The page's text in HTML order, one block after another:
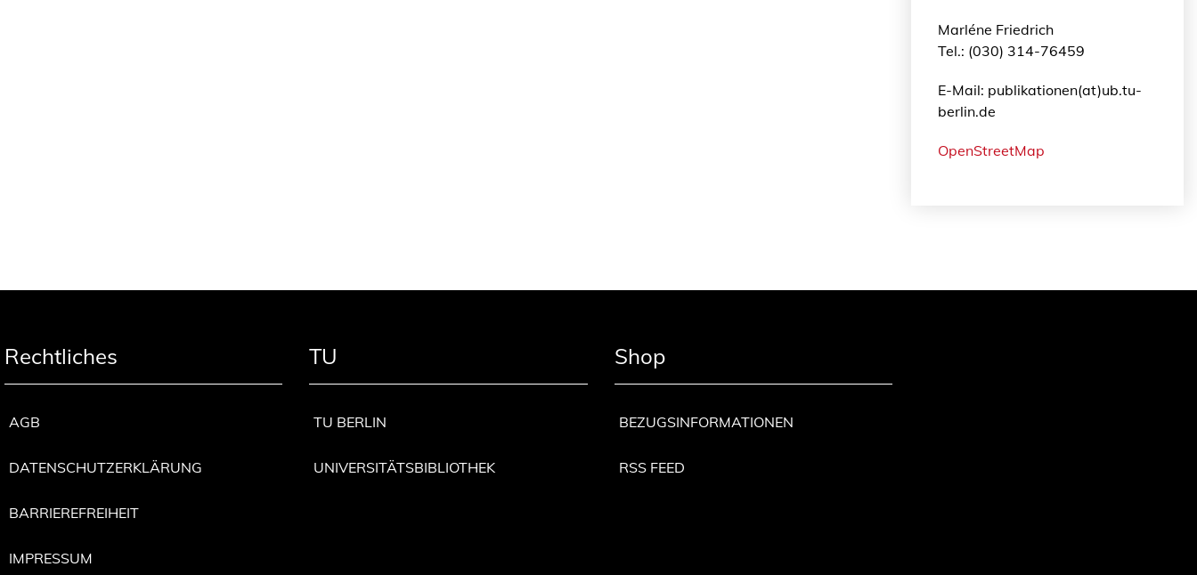
Marléne Friedrich
Tel.: (030) 314-76459
E-Mail: publikationen(at)ub.tu-
berlin.de
OpenStreetMap
Rechtliches
AGB
DATENSCHUTZERKLÄRUNG
BARRIEREFREIHEIT
IMPRESSUM
TU
TU BERLIN
UNIVERSITÄTSBIBLIOTHEK
Shop
BEZUGSINFORMATIONEN
RSS FEED